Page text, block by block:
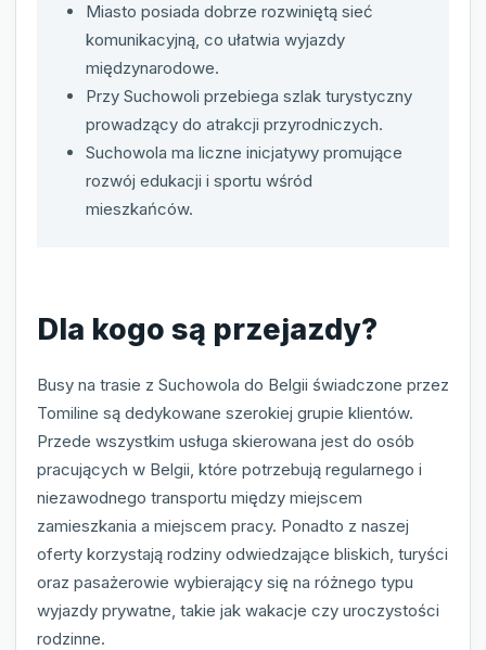
Miasto posiada dobrze rozwiniętą sieć
komunikacyjną, co ułatwia wyjazdy
międzynarodowe.
Przy Suchowoli przebiega szlak turystyczny
prowadzący do atrakcji przyrodniczych.
Suchowola ma liczne inicjatywy promujące
rozwój edukacji i sportu wśród
mieszkańców.
Dla kogo są przejazdy?
Busy na trasie z Suchowola do Belgii świadczone przez
Tomiline są dedykowane szerokiej grupie klientów.
Przede wszystkim usługa skierowana jest do osób
pracujących w Belgii, które potrzebują regularnego i
niezawodnego transportu między miejscem
zamieszkania a miejscem pracy. Ponadto z naszej
oferty korzystają rodziny odwiedzające bliskich, turyści
oraz pasażerowie wybierający się na różnego typu
wyjazdy prywatne, takie jak wakacje czy uroczystości
rodzinne.